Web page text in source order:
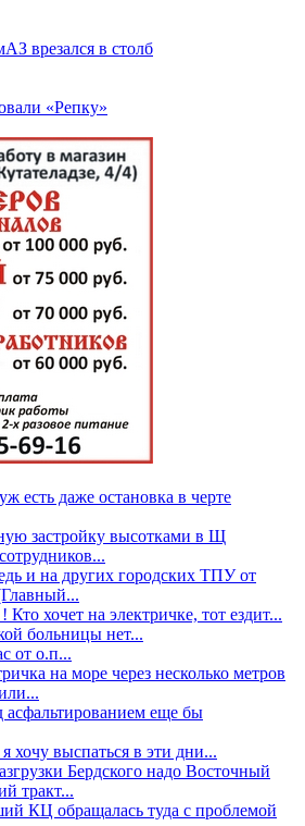
врезался в столб
«Репку»
есть даже остановка в черте
застройку высотками в Щ
и на других городских ТПУ от
Кто хочет на электричке, тот ездит...
больницы нет...
от о.п...
на море через несколько метров
асфальтированием еще бы
я хочу выспаться в эти дни...
Бердского надо Восточный
тракт...
КЦ обращалась туда с проблемой